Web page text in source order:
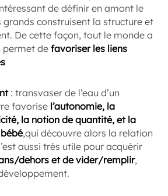
de définir en amont le
grands construisent la structure et
De cette façon, tout le monde a
permet de favoriser les liens
: transvaser de l’eau d’un
favorise l’autonomie, la
la notion de quantité, et la
,qui découvre alors la relation
aussi très utile pour acquérir
dehors et de vider/remplir,